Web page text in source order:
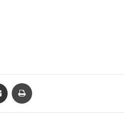
Compartilhar via e-mail